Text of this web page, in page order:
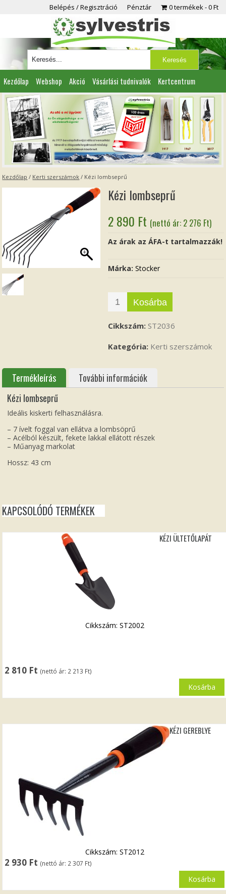
Belépés / Regisztráció Pénztár 0 termékek 0 Ft
Kezdőlap Webshop Akció Vásárlási tudnivalók Kertcentrum
Viszonteladóknak Partnereink Kapcsolat
Kezdőlap / Kerti szerszámok / Kézi lombseprű
Kézi lombseprű
2 890 Ft (nettó ár: 2 276 Ft)
Az árak az ÁFA-t tartalmazzák!
Márka:Stocker
Kosárba
Cikkszám: ST2036
Kategória: Kerti szerszámok
Termékleírás
További információk
Kézi lombseprű
Ideális kiskerti felhasználásra.
– 7 ívelt foggal van ellátva a lombsöprű
– Acélból készült, fekete lakkal ellátott részek
– Műanyag markolat
Hossz: 43 cm
KAPCSOLÓDÓ TERMÉKEK
KÉZI ÜLTETŐLAPÁT
2 810 Ft (nettó ár: 2 213 Ft)
Cikkszám: ST2002
Kosárba
KÉZI GEREBLYE
2 930 Ft (nettó ár: 2 307 Ft)
Cikkszám: ST2012
Kosárba